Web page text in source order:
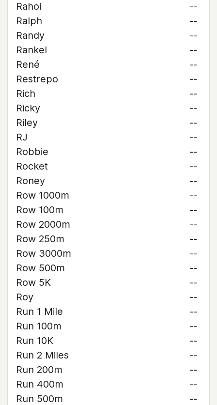
Rahoi
--
Ralph
--
Randy
--
Rankel
--
René
--
Restrepo
--
Rich
--
Ricky
--
Riley
--
RJ
--
Robbie
--
Rocket
--
Roney
--
Row 1000m
--
Row 100m
--
Row 2000m
--
Row 250m
--
Row 3000m
--
Row 500m
--
Row 5K
--
Roy
--
Run 1 Mile
--
Run 100m
--
Run 10K
--
Run 2 Miles
--
Run 200m
--
Run 400m
--
Run 500m
--